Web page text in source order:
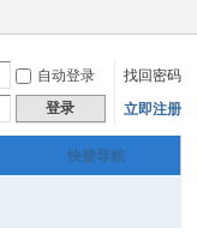
自动登录
找回密码
登录 立即注册
快捷导航